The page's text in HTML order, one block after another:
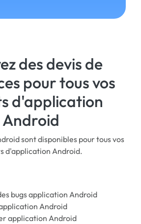
des devis de
pour tous vos
d'application
Android
sont disponibles pour tous vos
d'application Android.
bugs application Android
Android
application Android